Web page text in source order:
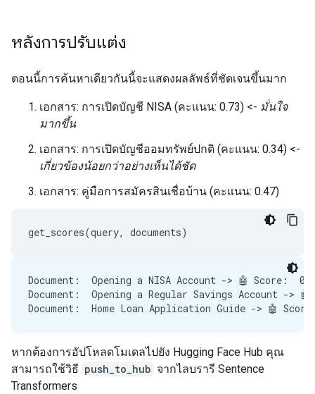
Step 15 finished. Running evaluation:
Document:  Opening a NISA Account -> 🤖 Score:
Document:  Home Loan Application Guide -> 🤖
Document:  Opening a NISA Account -> 🤖 Score:
Document:  Opening a Regular Savings Account ->
หลังการปรับแต่ง
ตอนนี้การค้นหาเดียวกันนี้จะแสดงผลลัพธ์ที่ชัดเจนขึ้นมาก
เอกสาร: การเปิดบัญชี NISA (คะแนน: 0.73) <- มั่นใจ
มากขึ้น
เอกสาร: การเปิดบัญชีออมทรัพย์ปกติ (คะแนน: 0.34) <-
เกี่ยวข้องน้อยกว่าอย่างเห็นได้ชัด
เอกสาร: คู่มือการสมัครสินเชื่อบ้าน (คะแนน: 0.47)
Document:  Opening a NISA Account -> 🤖 Score:
Document:  Opening a Regular Savings Account ->
หากต้องการอัปโหลดโมเดลไปยัง Hugging Face Hub คุณ
สามารถใช้วิธี push_to_hub จากไลบรารี Sentence
Transformers